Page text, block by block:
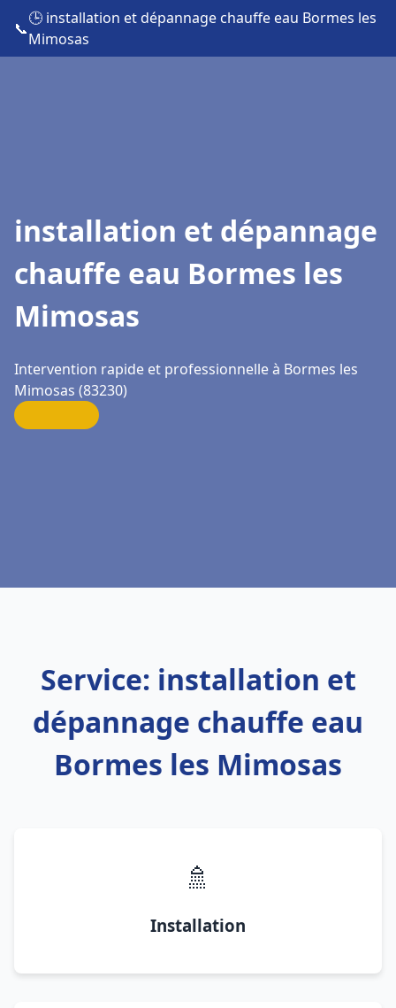
📞
🕒 installation et dépannage chauffe eau Bormes les
Mimosas
installation et dépannage
chauffe eau Bormes les
Mimosas
Intervention rapide et professionnelle à Bormes les
Mimosas (83230)
Service: installation et
dépannage chauffe eau
Bormes les Mimosas
🚿
Installation